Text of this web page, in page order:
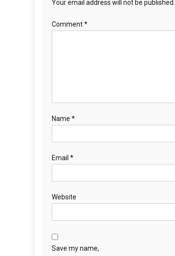
Your email address will not be published.
Comment*
Name *
Email *
Website
Save my name,